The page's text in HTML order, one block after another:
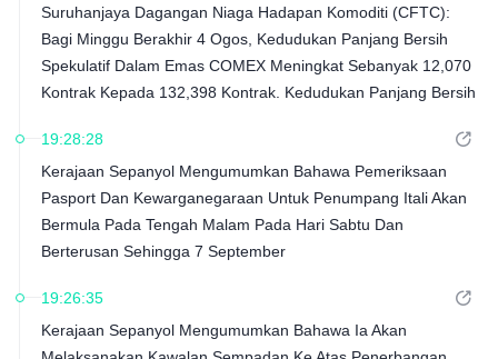
Suruhanjaya Dagangan Niaga Hadapan Komoditi (CFTC):
Bagi Minggu Berakhir 4 Ogos, Kedudukan Panjang Bersih
Spekulatif Dalam Emas COMEX Meningkat Sebanyak 12,070
Kontrak Kepada 132,398 Kontrak. Kedudukan Panjang Bersih
Kontrak Kepada 11,067 Kontrak. Kedudukan Panjang Bersih
Spekulatif Dalam Tembaga COMEX Meningkat Sebanyak
11,307 Kontrak Kepada 77,796 Kontrak
19:28:28
Kerajaan Sepanyol Mengumumkan Bahawa Pemeriksaan
Pasport Dan Kewarganegaraan Untuk Penumpang Itali Akan
Bermula Pada Tengah Malam Pada Hari Sabtu Dan
Berterusan Sehingga 7 September
19:26:35
Kerajaan Sepanyol Mengumumkan Bahawa Ia Akan